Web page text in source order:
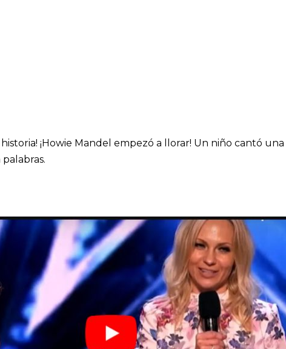
¡Howie Mandel empezó a llorar! Un niño cantó una